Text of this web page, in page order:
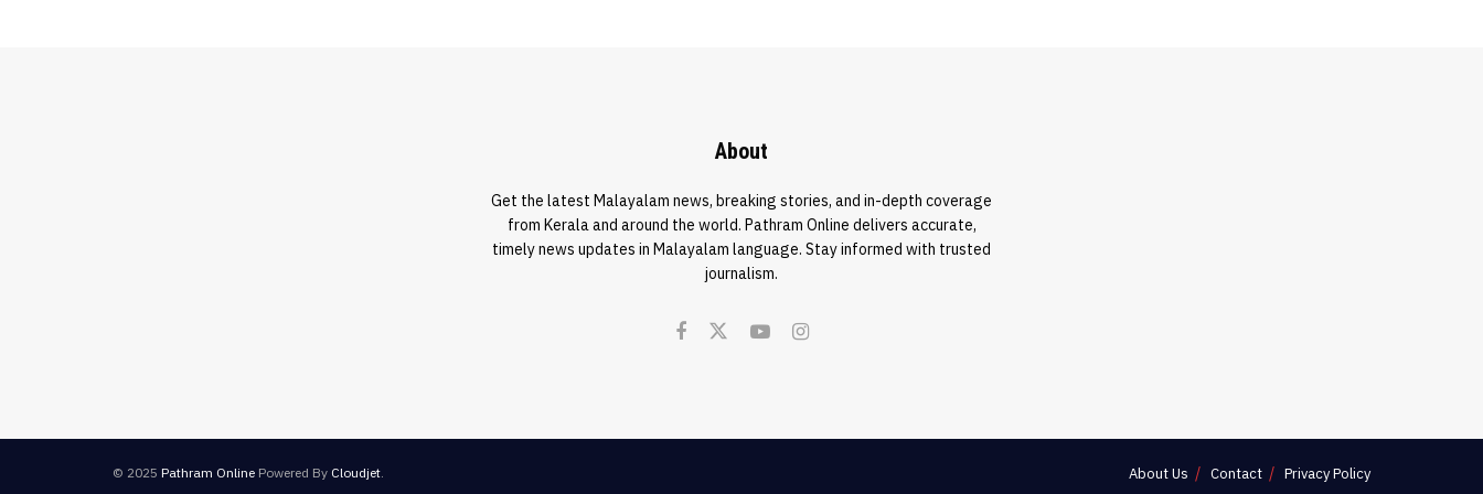
About
Get the latest Malayalam news, breaking stories, and in-depth coverage
from Kerala and around the world. Pathram Online delivers accurate,
timely news updates in Malayalam language. Stay informed with trusted
journalism.
About Us Contact Privacy Policy
© 2025 Pathram Online Powered By Cloudjet